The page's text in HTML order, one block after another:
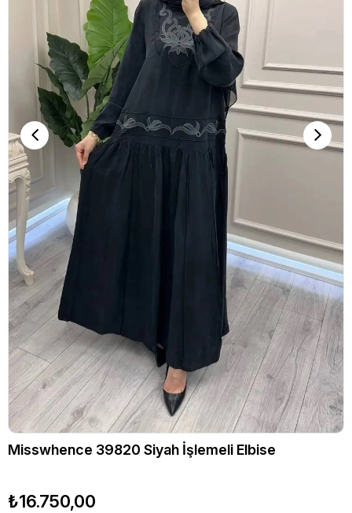
Misswhence 39820 Siyah İşlemeli Elbise
₺16.750,00